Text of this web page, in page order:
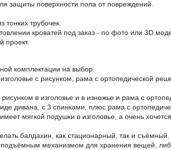
защиты поверхности пола от повреждений.
тонких трубочек.
кроватей под заказ - по фото или 3D
проект.
комплектации на выбор.
с рисунком, рама с ортопедической
в изголовье и в изножье и рама с
дивана, с 3 спинками, плюс рама с
мягкой подушки в изголовье, а очень
балдахин, как стационарный, так и съёмный.
механизмом для хранения вещей,